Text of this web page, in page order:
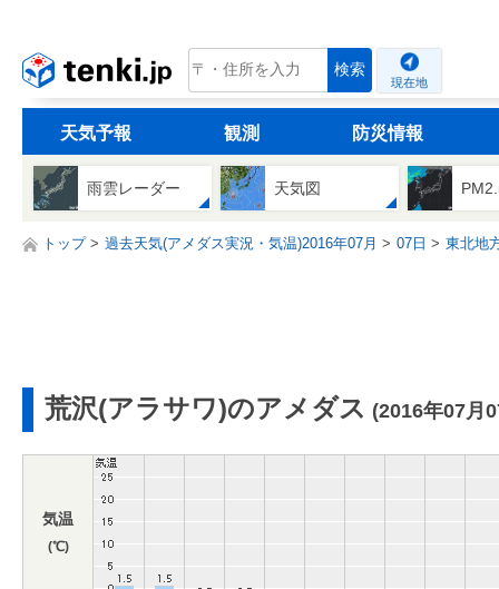
tenki.jp 検索
現在地
天気予報 観測 防災情報
雨雲レーダー 天気図
トップ 過去天気(アメダス実況・気温)2016年07月 07日 東北地
荒沢(アラサワ)のアメダス (2016年07月
気温
(℃)